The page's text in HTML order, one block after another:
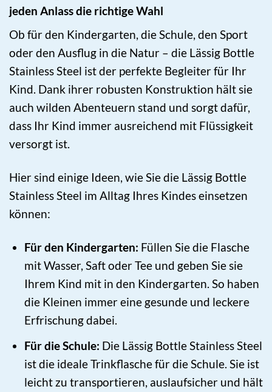
jeden Anlass die richtige Wahl
Ob für den Kindergarten, die Schule, den Sport
oder den Ausflug in die Natur – die Lässig Bottle
Stainless Steel ist der perfekte Begleiter für Ihr
Kind. Dank ihrer robusten Konstruktion hält sie
auch wilden Abenteuern stand und sorgt dafür,
dass Ihr Kind immer ausreichend mit Flüssigkeit
versorgt ist.
Hier sind einige Ideen, wie Sie die Lässig Bottle
Stainless Steel im Alltag Ihres Kindes einsetzen
können:
Für den Kindergarten: Füllen Sie die Flasche
mit Wasser, Saft oder Tee und geben Sie sie
Ihrem Kind mit in den Kindergarten. So haben
die Kleinen immer eine gesunde und leckere
Erfrischung dabei.
Für die Schule: Die Lässig Bottle Stainless Steel
ist die ideale Trinkflasche für die Schule. Sie ist
leicht zu transportieren, auslaufsicher und hält